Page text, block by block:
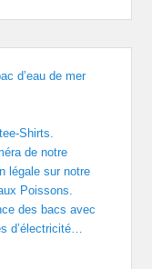
d’eau de mer
Shirts.
de notre
légale sur notre
Poissons.
des bacs avec
d’électricité…